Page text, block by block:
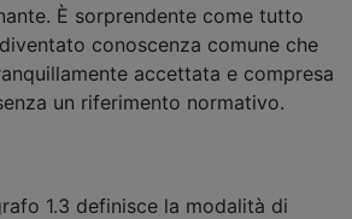
È sorprendente come tutto
conoscenza comune che
accettata e compresa
un riferimento normativo.
1.3 definisce la modalità di